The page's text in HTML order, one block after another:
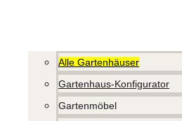
Alle Gartenhäuser
Gartenhaus-Konfigurator
Gartenmöbel